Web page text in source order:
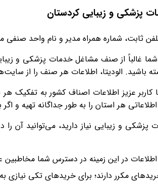
پزشکی و زیبایی کردستان
شماره همراه مدیر و نام واحد صنفی
شما غالباً از صنف مشاغل خدمات پزشکی و
باشید. الودیتا، اطلاعات هر صنف را از
کاربر عزیز اطلاعات اصناف کشور به
هر استان را به طور جداگانه تهیه و
و زیبایی نیاز دارید، می‌توانید آن را
در این زمینه در دسترس شما مخاطبین عزیز قرار
مکرر دارند؛ برای خریدهای تکی نیازی